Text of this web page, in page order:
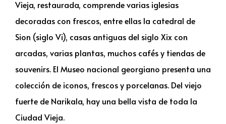
Vieja, restaurada, comprende varias iglesias
decoradas con frescos, entre ellas la catedral de
Sion (siglo Vi), casas antiguas del siglo Xix con
arcadas, varias plantas, muchos cafés y tiendas de
souvenirs. El Museo nacional georgiano presenta una
colección de iconos, frescos y porcelanas. Del viejo
fuerte de Narikala, hay una bella vista de toda la
Ciudad Vieja.